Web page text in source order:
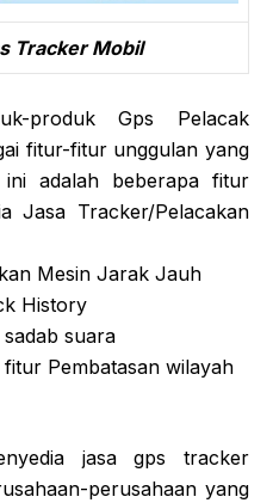
Tracker Mobil
produk Gps Pelacak
fitur-fitur unggulan yang
adalah beberapa fitur
Jasa Tracker/Pelacakan
Mesin Jarak Jauh
History
suara
Pembatasan wilayah
jasa gps tracker
perusahaan yang